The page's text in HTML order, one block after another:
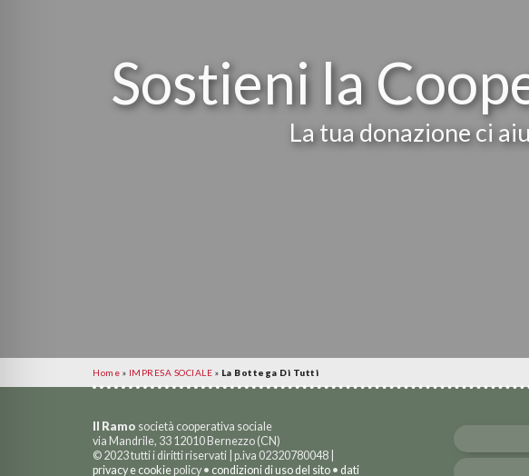
Sostieni la
La tua donazione ci
Home » IMPRESA SOCIALE » La Bottega Di Tutti
Il Ramo società cooperativa sociale
via Mandrile, 33 12010 Bernezzo (CN)
© 2023 tutti i diritti riservati | p.iva 02320780048 |
privacy e cookie policy • condizioni di uso del sito • dati